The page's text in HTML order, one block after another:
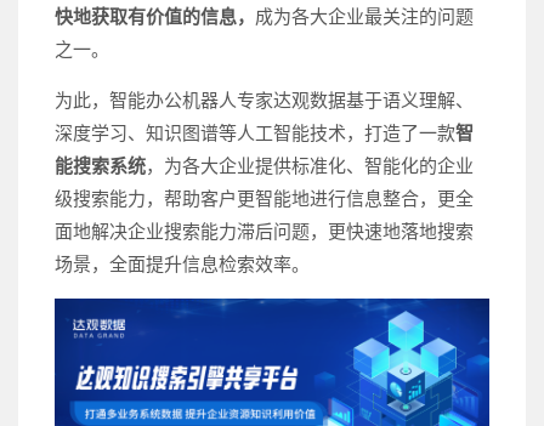
快地获取有价值的信息， 成为各大企业最关注的问题
之一。
为此，智能办公机器人专家达观数据基于语义理解、
深度学习、知识图谱等人工智能技术，打造了一款智
能搜索系统，为各大企业提供标准化、智能化的企业
级搜索能力，帮助客户更智能地进行信息整合，更全
面地解决企业搜索能力滞后问题，更快速地落地搜索
场景，全面提升信息检索效率。